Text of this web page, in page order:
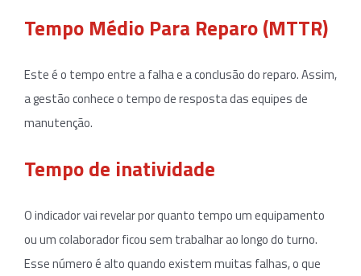
Tempo Médio Para Reparo (MTTR)
Este é o tempo entre a falha e a conclusão do reparo. Assim,
a gestão conhece o tempo de resposta das equipes de
manutenção.
Tempo de inatividade
O indicador vai revelar por quanto tempo um equipamento
ou um colaborador ficou sem trabalhar ao longo do turno.
Esse número é alto quando existem muitas falhas, o que